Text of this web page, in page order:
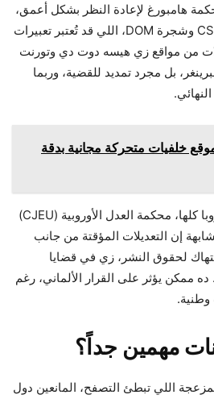
هامبورغ لإعادة النظر بشكل أعمق،
خاصة في نقاط زي هيكل CSS وشجرة DOM، اللي قد تُعتبر تعبيرات
من مواقع زي هيسه دوت دي وتورنت
بل مجرد تمديد للقضية، وربما
خلفيات متحركة مجانية بدقة
لنوسع الرؤية شوية، في أوروبا كلها، محكمة العدل الأوروبية (CJEU)
إن التعديلات المؤقتة من جانب
لحقوق النشر، زي في قضايا
ممكن يؤثر على القرار الألماني، رغم
مهمين جداً؟
اللي تبطئ التصفح، المانعين دول